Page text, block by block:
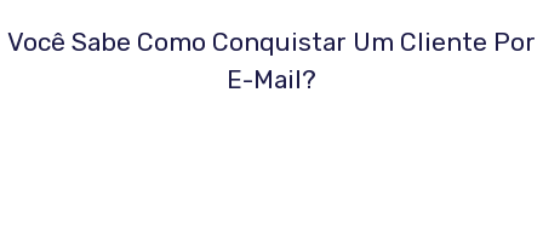
Você Sabe Como Conquistar Um Cliente Por
E-Mail?